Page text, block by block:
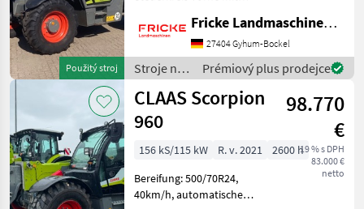
Použitý stroj
Druckentlastung vorne,
Klimaanlage, 460/70R24, 30
km/h
Höchstgeschwindigkeit,
Varipower Plus Fahrantrie
Fricke Landmaschinen GmbH
27404 Gyhum-Bockel
Stroje na
stavbu /
Claas
Prémiový plus prodejce
CLAAS Scorpion
960
98.770
€
19 % s DPH
83.000 €
netto
156 kS/115 kW R. v. 2021
2600 h
Bereifung: 500/70R24,
40km/h, automatische